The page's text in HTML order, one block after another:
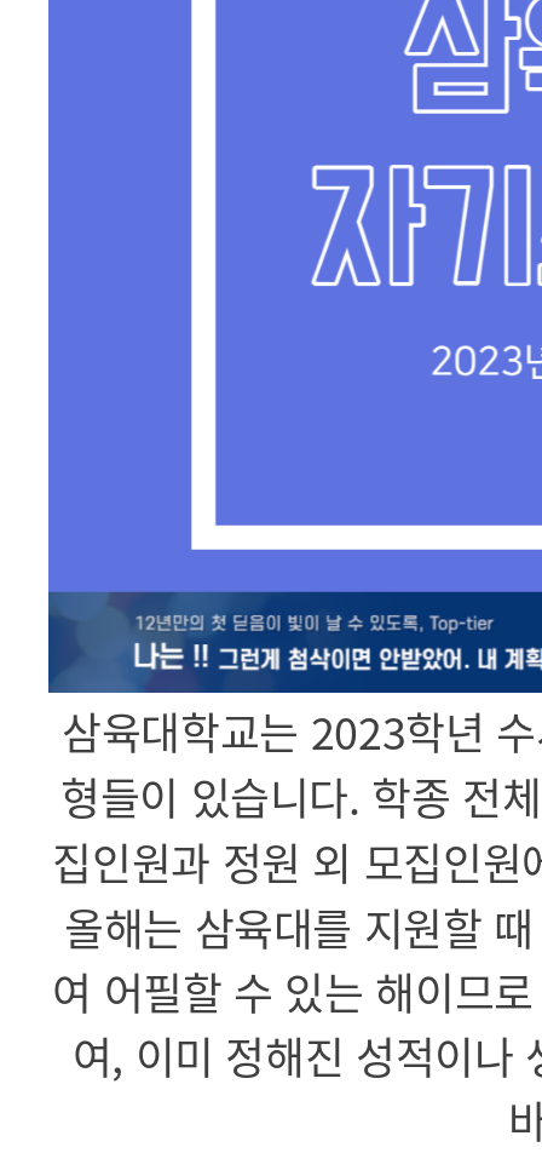
삼육대학교는 2023학년
형들이 있습니다. 학종 전
집인원과 정원 외 모집인
올해는 삼육대를 지원할
여 어필할 수 있는 해이므
여, 이미 정해진 성적이나